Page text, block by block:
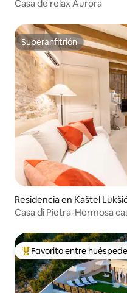
Casa de relax Aurora
Superanfitrión
Superanfitrión
Residencia en Kaštel
Casa di Pietra-Hermosa
De los mejores en
Favorito entre